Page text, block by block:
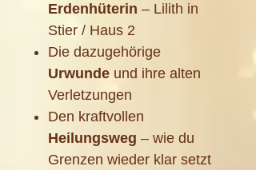
Erdenhüterin – Lilith in
Stier / Haus 2
Die dazugehörige
Urwunde und ihre alten
Verletzungen
Den kraftvollen
Heilungsweg – wie du
Grenzen wieder klar setzt